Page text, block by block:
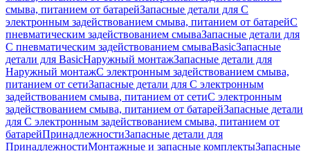
смыва, питанием от батарейЗапасные детали для С
электронным задействованием смыва, питанием от батарейС
пневматическим задействованием смываЗапасные детали для
С пневматическим задействованием смываBasicЗапасные
детали для BasicНаружный монтажЗапасные детали для
Наружный монтажС электронным задействованием смыва,
питанием от сетиЗапасные детали для С электронным
задействованием смыва, питанием от сетиС электронным
задействованием смыва, питанием от батарейЗапасные детали
для С электронным задействованием смыва, питанием от
батарейПринадлежностиЗапасные детали для
ПринадлежностиМонтажные и запасные комплектыЗапасные